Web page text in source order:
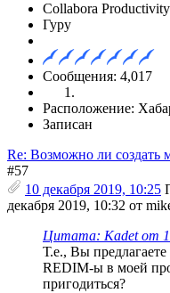
Collabora Productivity
Гуру
Сообщения: 4,017
Расположение:
Записан
Re: Возможно ли создать
#57
10 декабря 2019, 10:25
декабря 2019, 10:32 от
Цитата: Kadet от
Т.е., Вы предлагаете
REDIM-ы в моей
пригодиться?